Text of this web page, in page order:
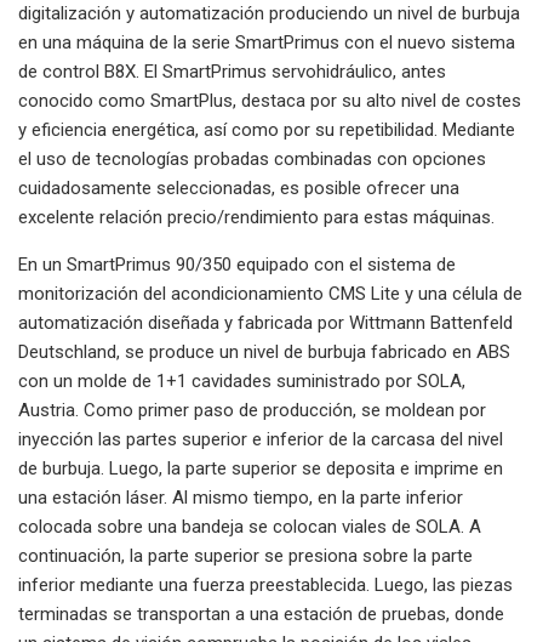
digitalización y automatización produciendo un nivel de burbuja
en una máquina de la serie SmartPrimus con el nuevo sistema
de control B8X. El SmartPrimus servohidráulico, antes
conocido como SmartPlus, destaca por su alto nivel de costes
y eficiencia energética, así como por su repetibilidad. Mediante
el uso de tecnologías probadas combinadas con opciones
cuidadosamente seleccionadas, es posible ofrecer una
excelente relación precio/rendimiento para estas máquinas.
En un SmartPrimus 90/350 equipado con el sistema de
monitorización del acondicionamiento CMS Lite y una célula de
automatización diseñada y fabricada por Wittmann Battenfeld
Deutschland, se produce un nivel de burbuja fabricado en ABS
con un molde de 1+1 cavidades suministrado por SOLA,
Austria. Como primer paso de producción, se moldean por
inyección las partes superior e inferior de la carcasa del nivel
de burbuja. Luego, la parte superior se deposita e imprime en
una estación láser. Al mismo tiempo, en la parte inferior
colocada sobre una bandeja se colocan viales de SOLA. A
continuación, la parte superior se presiona sobre la parte
inferior mediante una fuerza preestablecida. Luego, las piezas
terminadas se transportan a una estación de pruebas, donde